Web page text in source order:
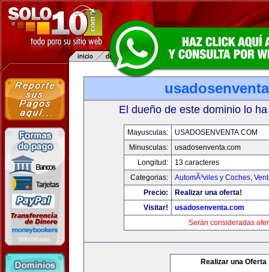
El dueño de este dominio lo
Mayusculas:
USADOSENVENTA.COM
Minusculas:
usadosenventa.com
Longitud:
13 caracteres
Categorias:
AutomÃ³viles y Coches,
Precio:
Realizar una oferta!
Visitar!
usadosenventa.com
Serán consideradas
Realizar una Oferta